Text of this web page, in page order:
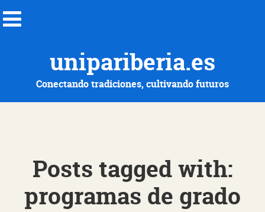
unipariberia.es
Conectando tradiciones, cultivando futuros
Posts tagged with:
programas de grado